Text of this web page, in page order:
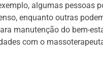
algumas pessoas
enquanto outras
manutenção do bem-
com o